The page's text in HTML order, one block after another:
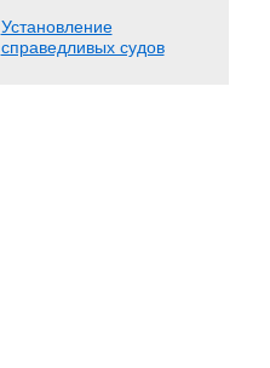
Установление
справедливых судов